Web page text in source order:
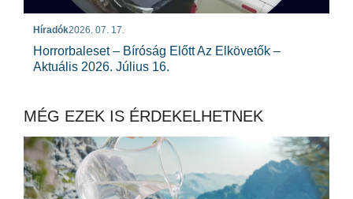
Híradók2026. 07. 17.
Horrorbaleset – Bíróság Előtt Az Elkövetők –
Aktuális 2026. Július 16.
MÉG EZEK IS ÉRDEKELHETNEK